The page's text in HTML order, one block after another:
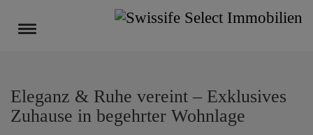
Navigation anzeigen
Eleganz & Ruhe vereint – Exklusives
Zuhause in begehrter Wohnlage